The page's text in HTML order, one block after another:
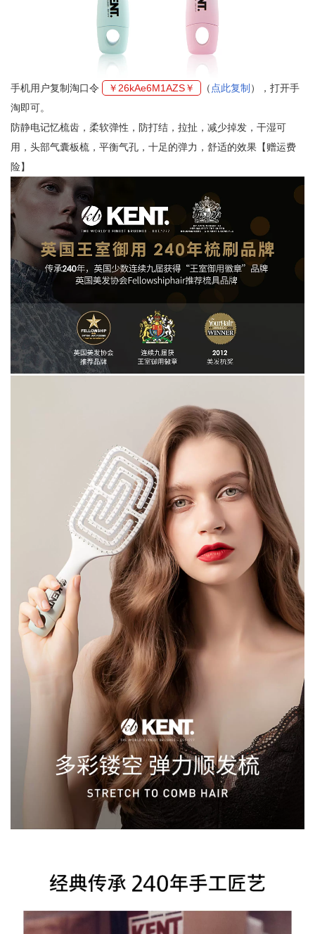
手机用户复制淘口令 ￥26kAe6M1AZS￥ （ 点此复制 ），打开手
淘即可。
防静电记忆梳齿，柔软弹性，防打结，拉扯，减少掉发，干湿可
用，头部气囊板梳，平衡气孔，十足的弹力，舒适的效果【赠运费
险】